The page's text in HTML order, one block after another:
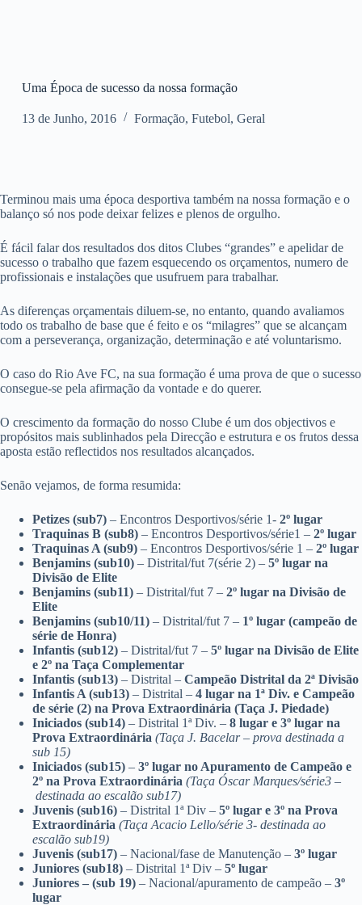
Uma Época de sucesso da nossa formação
13 de Junho, 2016 Formação, Futebol, Geral
Terminou mais uma época desportiva também na nossa formação e o
balanço só nos pode deixar felizes e plenos de orgulho.
É fácil falar dos resultados dos ditos Clubes “grandes” e apelidar de
sucesso o trabalho que fazem esquecendo os orçamentos, numero de
profissionais e instalações que usufruem para trabalhar.
As diferenças orçamentais diluem-se, no entanto, quando avaliamos
todo os trabalho de base que é feito e os “milagres” que se alcançam
com a perseverança, organização, determinação e até voluntarismo.
O caso do Rio Ave FC, na sua formação é uma prova de que o sucesso
consegue-se pela afirmação da vontade e do querer.
O crescimento da formação do nosso Clube é um dos objectivos e
propósitos mais sublinhados pela Direcção e estrutura e os frutos dessa
aposta estão reflectidos nos resultados alcançados.
Senão vejamos, de forma resumida:
Petizes (sub7) – Encontros Desportivos/série 1- 2º lugar
Traquinas B (sub8) – Encontros Desportivos/série1 – 2º lugar
Traquinas A (sub9) – Encontros Desportivos/série 1 – 2º lugar
Benjamins (sub10) – Distrital/fut 7(série 2) – 5º lugar na
Divisão de Elite
Benjamins (sub11) – Distrital/fut 7 – 2º lugar na Divisão de
Elite
Benjamins (sub10/11) – Distrital/fut 7 – 1º lugar (campeão de
série de Honra)
Infantis (sub12) – Distrital/fut 7 – 5º lugar na Divisão de Elite
e 2º na Taça Complementar
Infantis (sub13) – Distrital – Campeão Distrital da 2ª Divisão
Infantis A (sub13) – Distrital – 4 lugar na 1ª Div. e Campeão
de série (2) na Prova Extraordinária (Taça J. Piedade)
Iniciados (sub14) – Distrital 1ª Div. – 8 lugar e 3º lugar na
Prova Extraordinária (Taça J. Bacelar – prova destinada a
sub 15)
Iniciados (sub15) – 3º lugar no Apuramento de Campeão e
2º na Prova Extraordinária (Taça Óscar Marques/série3 –
destinada ao escalão sub17)
Juvenis (sub16) – Distrital 1ª Div – 5º lugar e 3º na Prova
Extraordinária (Taça Acacio Lello/série 3- destinada ao
escalão sub19)
Juvenis (sub17) – Nacional/fase de Manutenção – 3º lugar
Juniores (sub18) – Distrital 1ª Div – 5º lugar
Juniores – (sub 19) – Nacional/apuramento de campeão – 3º
lugar